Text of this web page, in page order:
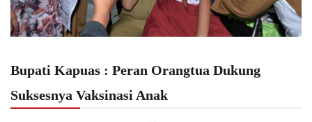
Bupati Kapuas : Peran Orangtua Dukung
Suksesnya Vaksinasi Anak